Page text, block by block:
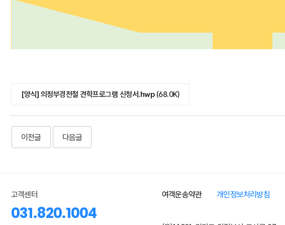
[양식] 의정부경전철 견학프로그램 신청서.hwp(68.0K)
이전글 다음글
고객센터
031.820.1004
여객운송약관 개인정보처리방침